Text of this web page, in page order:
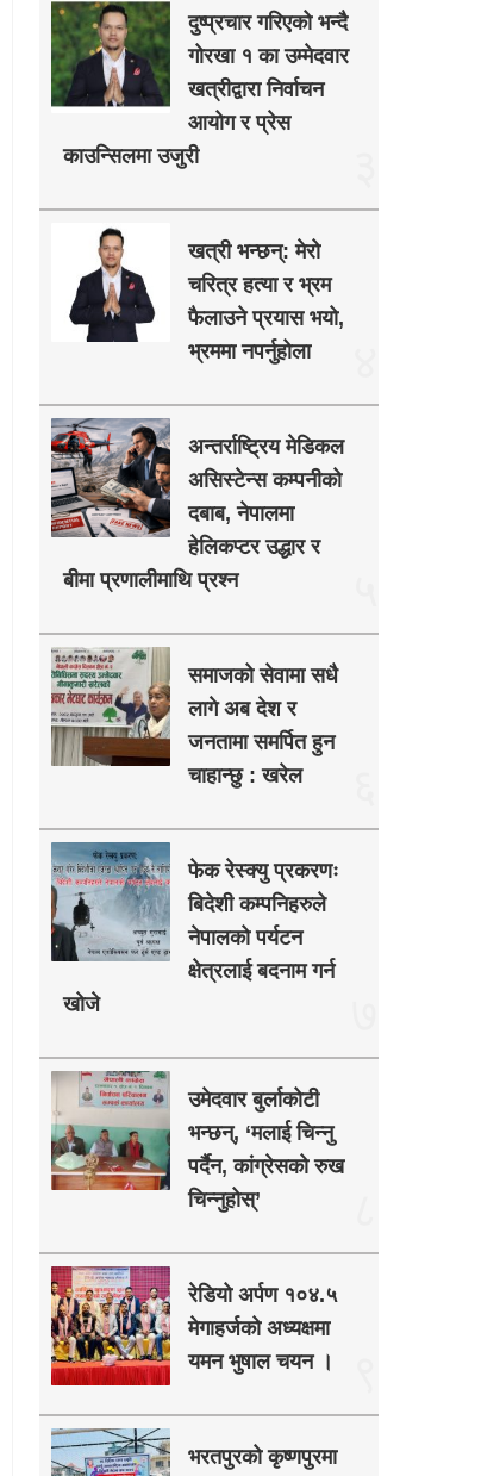
दुष्प्रचार गरिएको भन्दै
गोरखा १ का उम्मेदवार
खत्रीद्वारा निर्वाचन
आयोग र प्रेस
काउन्सिलमा उजुरी
खत्री भन्छन्: मेरो
चरित्र हत्या र भ्रम
फैलाउने प्रयास भयो,
भ्रममा नपर्नुहोला
अन्तर्राष्ट्रिय मेडिकल
असिस्टेन्स कम्पनीको
दबाब, नेपालमा
हेलिकप्टर उद्धार र
बीमा प्रणालीमाथि प्रश्न
समाजको सेवामा सधै
लागे अब देश र
जनतामा समर्पित हुन
चाहान्छु : खरेल
फेक रेस्क्यु प्रकरणः
बिदेशी कम्पनिहरुले
नेपालको पर्यटन
क्षेत्रलाई बदनाम गर्न
खोजे
उमेदवार बुर्लाकोटी
भन्छन्, ‘मलाई चिन्नु
पर्दैन, कांग्रेसको रुख
चिन्नुहोस्’
रेडियो अर्पण १०४.५
मेगाहर्जको अध्यक्षमा
यमन भुषाल चयन ।
भरतपुरको कृष्णपुरमा